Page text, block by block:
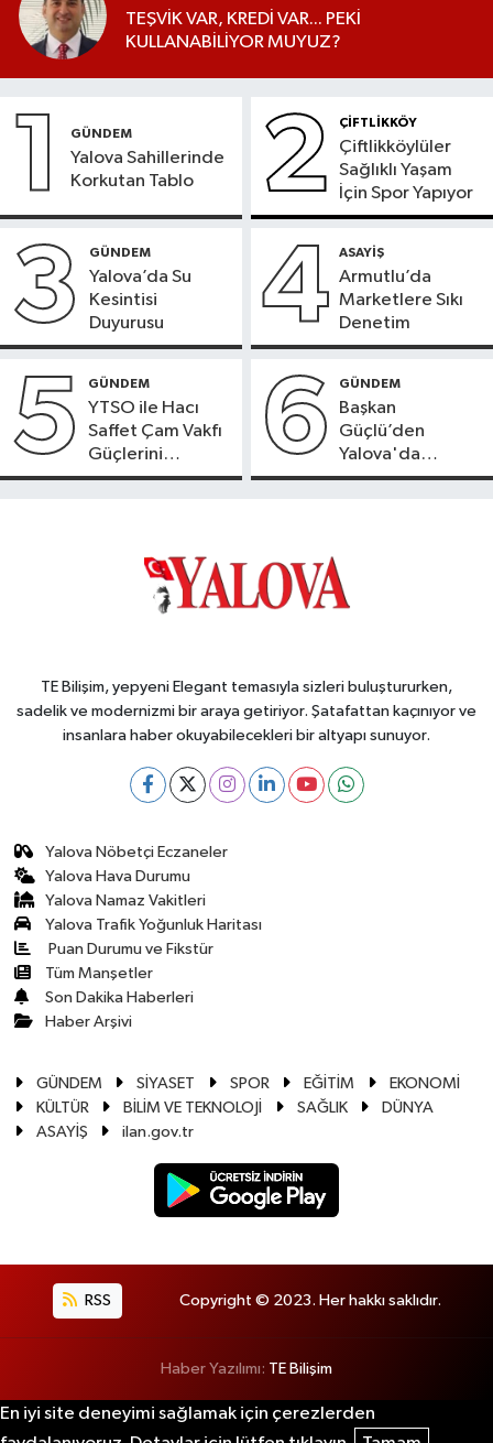
TEŞVİK VAR, KREDİ VAR... PEKİ
KULLANABİLİYOR MUYUZ?
1 GÜNDEM
Yalova Sahillerinde
Korkutan Tablo
2 ÇİFTLİKKÖY
Çiftlikköylüler
Sağlıklı Yaşam
İçin Spor Yapıyor
3 GÜNDEM
Yalova’da Su
Kesintisi
Duyurusu
4 ASAYİŞ
Armutlu’da
Marketlere Sıkı
Denetim
5 GÜNDEM
YTSO ile Hacı
Saffet Çam Vakfı
Güçlerini
Birleştirdi
6 GÜNDEM
Başkan
Güçlü’den
Yalova'da
OSB'ler İçin
TE Bilişim, yepyeni Elegant temasıyla sizleri buluştururken,
sadelik ve modernizmi bir araya getiriyor. Şatafattan kaçınıyor ve
insanlara haber okuyabilecekleri bir altyapı sunuyor.
Yalova Nöbetçi Eczaneler
Yalova Hava Durumu
Yalova Namaz Vakitleri
Yalova Trafik Yoğunluk Haritası
Puan Durumu ve Fikstür
Tüm Manşetler
Son Dakika Haberleri
Haber Arşivi
GÜNDEM SİYASET SPOR EĞİTİM
EKONOMİ
KÜLTÜR
BİLİM VE TEKNOLOJİ SAĞLIK
DÜNYA
ASAYİŞ
ilan.gov.tr
RSS Copyright © 2023. Her hakkı saklıdır.
Haber Yazılımı: TE Bilişim
En iyi site deneyimi sağlamak için çerezlerden